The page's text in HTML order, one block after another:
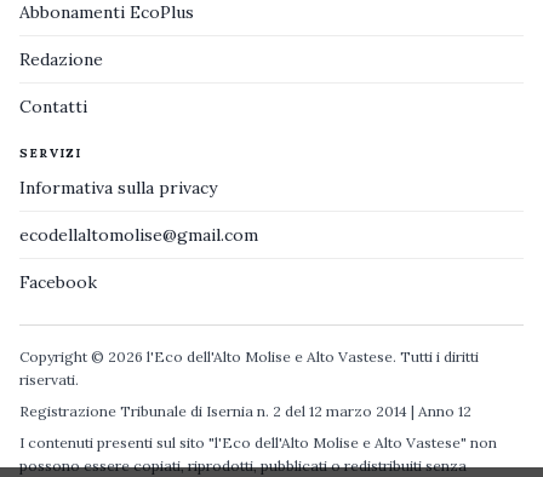
Abbonamenti EcoPlus
Redazione
Contatti
SERVIZI
Informativa sulla privacy
ecodellaltomolise@gmail.com
Facebook
Copyright © 2026 l'Eco dell'Alto Molise e Alto Vastese. Tutti i diritti
riservati.
Registrazione Tribunale di Isernia n. 2 del 12 marzo 2014 | Anno 12
I contenuti presenti sul sito "l'Eco dell'Alto Molise e Alto Vastese" non
possono essere copiati, riprodotti, pubblicati o redistribuiti senza